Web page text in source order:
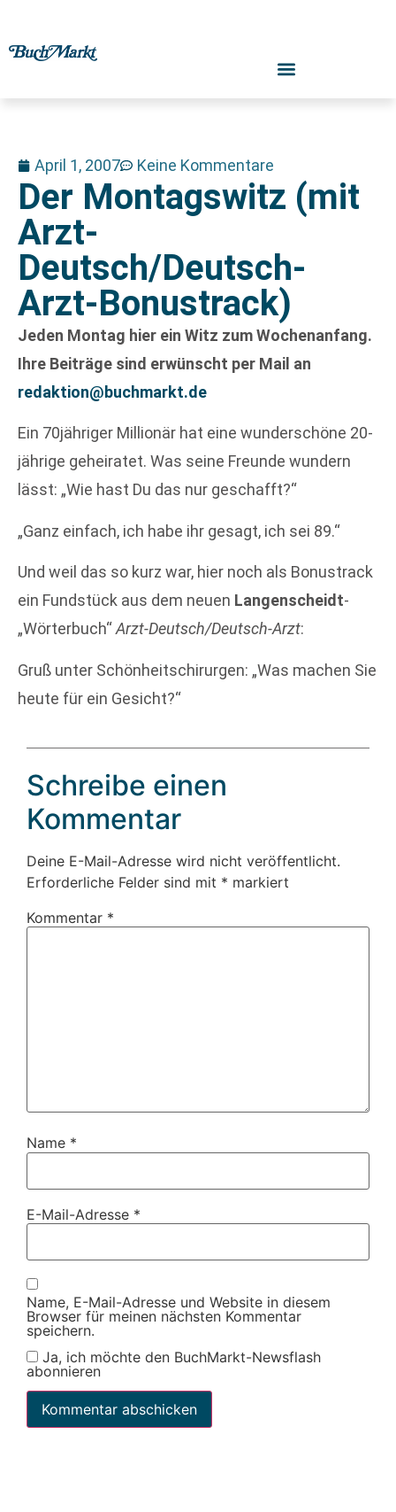
April 1, 2007 Keine Kommentare
Der Montagswitz (mit
Arzt-
Deutsch/Deutsch-
Arzt-Bonustrack)
Jeden Montag hier ein Witz zum Wochenanfang.
Ihre Beiträge sind erwünscht per Mail an
redaktion@buchmarkt.de
Ein 70jähriger Millionär hat eine wunderschöne 20-
jährige geheiratet. Was seine Freunde wundern
lässt: „Wie hast Du das nur geschafft?“
„Ganz einfach, ich habe ihr gesagt, ich sei 89.“
Und weil das so kurz war, hier noch als Bonustrack
ein Fundstück aus dem neuen Langenscheidt-
„Wörterbuch“Arzt-Deutsch/Deutsch-Arzt:
Gruß unter Schönheitschirurgen: „Was machen Sie
heute für ein Gesicht?“
Schreibe einen
Kommentar
Deine E-Mail-Adresse wird nicht veröffentlicht.
Erforderliche Felder sind mit * markiert
Kommentar *
Name *
E-Mail-Adresse *
Name, E-Mail-Adresse und Website in diesem
Browser für meinen nächsten Kommentar
speichern.
Ja, ich möchte den BuchMarkt-Newsflash
abonnieren